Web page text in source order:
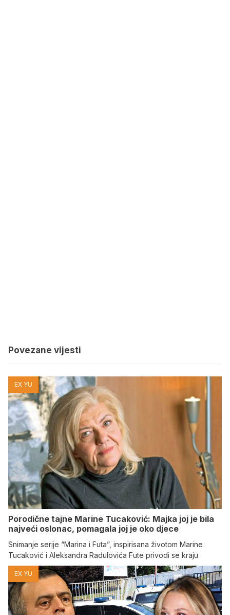
Povezane vijesti
EX YU
Porodične tajne Marine Tucaković: Majka joj je bila
najveći oslonac, pomagala joj je oko djece
Snimanje serije “Marina i Futa”, inspirisana životom Marine
Tucaković i Aleksandra Radulovića Fute privodi se kraju
EX YU